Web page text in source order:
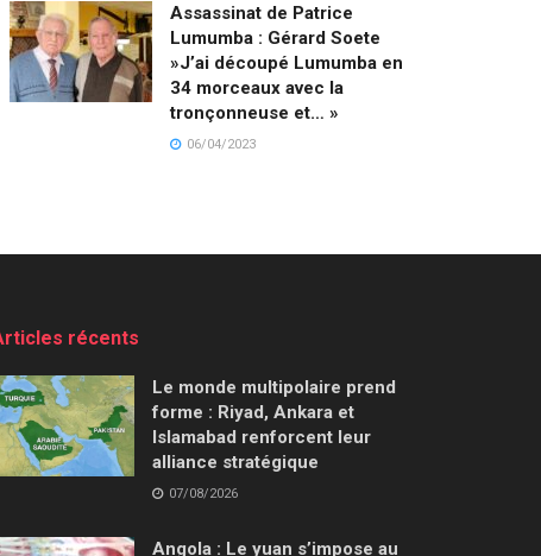
Assassinat de Patrice
Lumumba : Gérard Soete
»J’ai découpé Lumumba en
34 morceaux avec la
tronçonneuse et… »
06/04/2023
récents
Le monde multipolaire prend
forme : Riyad, Ankara et
Islamabad renforcent leur
alliance stratégique
07/08/2026
Angola : Le yuan s’impose au